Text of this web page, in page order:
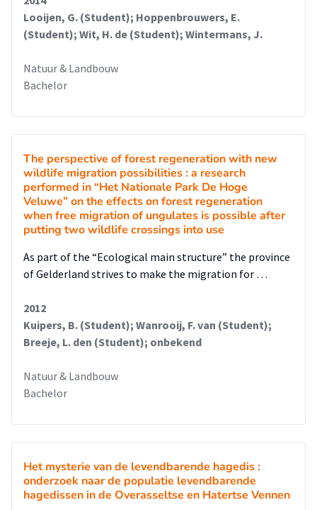
Looijen, G. (Student); Hoppenbrouwers, E.
(Student); Wit, H. de (Student); Wintermans, J.
Natuur & Landbouw
Bachelor
The perspective of forest regeneration with new
wildlife migration possibilities : a research
performed in “Het Nationale Park De Hoge
Veluwe” on the effects on forest regeneration
when free migration of ungulates is possible after
putting two wildlife crossings into use
As part of the “Ecological main structure” the province
of Gelderland strives to make the migration for …
2012
Kuipers, B. (Student); Wanrooij, F. van (Student);
Breeje, L. den (Student); onbekend
Natuur & Landbouw
Bachelor
Het mysterie van de levendbarende hagedis :
onderzoek naar de populatie levendbarende
hagedissen in de Overasseltse en Hatertse Vennen